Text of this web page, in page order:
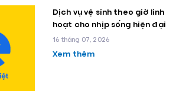
Dịch vụ vệ sinh theo giờ linh
hoạt cho nhịp sống hiện đại
16 tháng 07, 2026
Xem thêm